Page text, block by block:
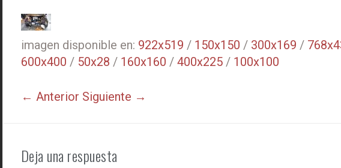
imagen disponible en: 922x519 / 150x150 / 300x169 /
600x400 / 50x28 / 160x160 / 400x225/ 100x100
← Anterior Siguiente →
Deja una respuesta